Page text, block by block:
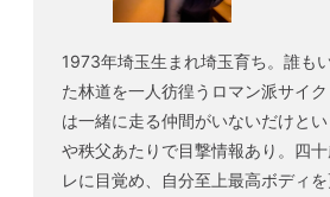
1973年埼玉生まれ埼玉育ち。誰も
た林道を一人彷徨うロマン派サイ
は一緒に走る仲間がいないだけと
や秩父あたりで目撃情報あり。四
レに目覚め、自分至上最高ボディ